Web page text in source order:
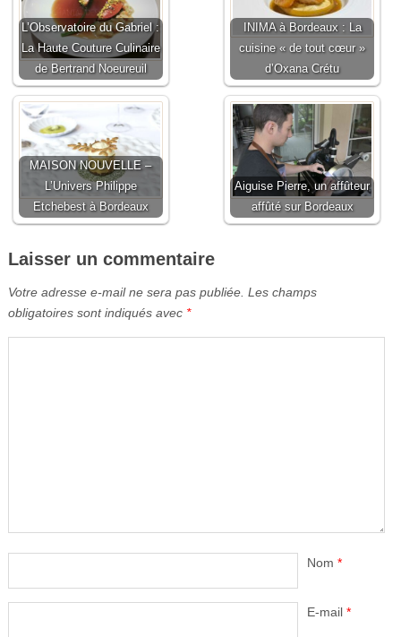
L’Observatoire du Gabriel :
La Haute Couture Culinaire
de Bertrand Noeureuil
INIMA à Bordeaux : La
cuisine « de tout cœur »
d’Oxana Crétu
MAISON NOUVELLE –
L’Univers Philippe
Etchebest à Bordeaux
Aiguise Pierre, un affûteur
affûté sur Bordeaux
Laisser un commentaire
Votre adresse e-mail ne sera pas publiée. Les champs
obligatoires sont indiqués avec *
Nom *
E-mail *